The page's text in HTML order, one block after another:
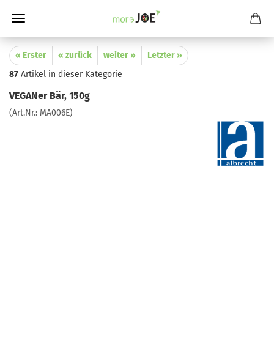
« Erster « zurück weiter »
Letzter »
87 Artikel in dieser Kategorie
VEGANer Bär, 150g
(Art.Nr.: MA006E)